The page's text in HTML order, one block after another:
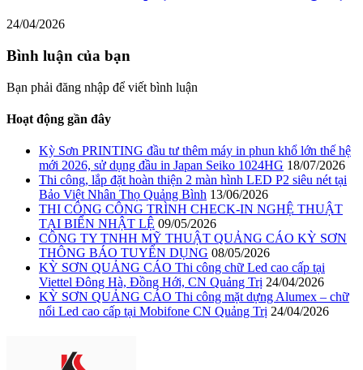
24/04/2026
Bình luận của bạn
Bạn phải đăng nhập để viết bình luận
Hoạt động gần đây
Kỳ Sơn PRINTING đầu tư thêm máy in phun khổ lớn thế hệ
mới 2026, sử dụng đầu in Japan Seiko 1024HG 18/07/2026
Thi công, lắp đặt hoàn thiện 2 màn hình LED P2 siêu nét tại
Bảo Việt Nhân Thọ Quảng Bình 13/06/2026
THI CÔNG CÔNG TRÌNH CHECK-IN NGHỆ THUẬT
TẠI BIỂN NHẬT LỆ 09/05/2026
CÔNG TY TNHH MỸ THUẬT QUẢNG CÁO KỲ SƠN
THÔNG BÁO TUYỂN DỤNG 08/05/2026
KỲ SƠN QUẢNG CÁO Thi công chữ Led cao cấp tại
Viettel Đông Hà, Đồng Hới, CN Quảng Trị 24/04/2026
KỲ SƠN QUẢNG CÁO Thi công mặt dựng Alumex – chữ
nổi Led cao cấp tại Mobifone CN Quảng Trị 24/04/2026